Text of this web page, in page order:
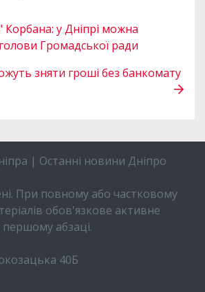
/ Відео / "Гаряча лінія"
можна звернутися до голови
Громадської ради при
Геннадій Корбан почав у
скарги дніпрян, які довго
води, тепла. Багатьом